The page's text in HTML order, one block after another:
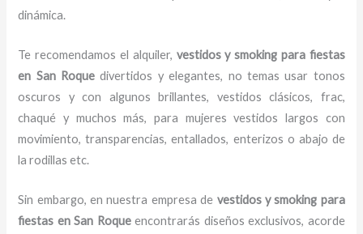
dinámica.
Te recomendamos el alquiler, vestidos y smoking para fiestas
en San Roquedivertidos y elegantes, no temas usar tonos
oscuros y con algunos brillantes, vestidos clásicos, frac,
chaqué y muchos más, para mujeres vestidos largos con
movimiento, transparencias, entallados, enterizos o abajo de
la rodillas etc.
Sin embargo, en nuestra empresa de vestidos y smoking para
fiestas en San Roqueencontrarás diseños exclusivos, acorde